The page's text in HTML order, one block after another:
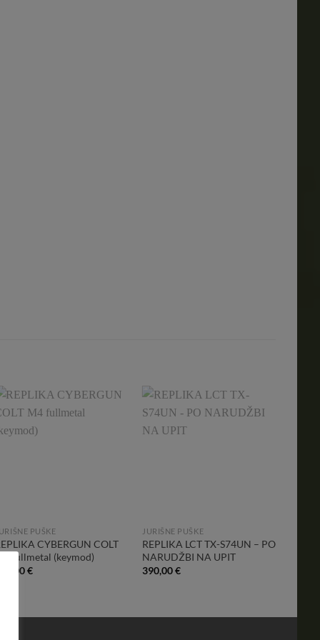
PUŠKE
CYBERGUN COLT
M4 fullmetal (keymod)
270,00€
JURIŠNE PUŠKE
REPLIKA LCT TX-S74UN – PO
NARUDŽBI NA UPIT
390,00€